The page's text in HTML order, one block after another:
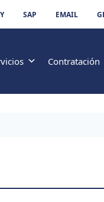
SAP EMAIL
Contratación